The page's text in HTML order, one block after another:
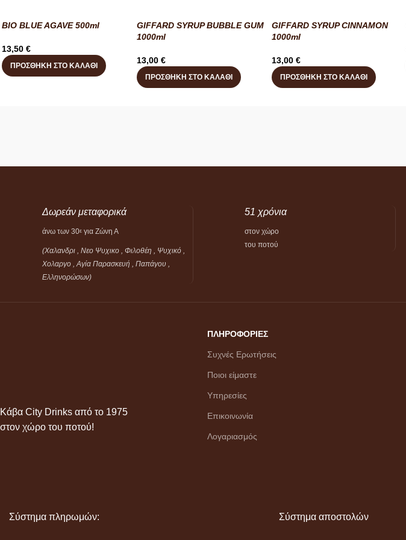
BIO BLUE AGAVE 500ml
13,50 €
ΠΡΟΣΘΉΚΗ ΣΤΟ ΚΑΛΆΘΙ
GIFFARD SYRUP BUBBLE GUM
1000ml
13,00 €
ΠΡΟΣΘΉΚΗ ΣΤΟ ΚΑΛΆΘΙ
GIFFARD SYRUP CINNAMON
1000ml
13,00 €
ΠΡΟΣΘΉΚΗ ΣΤΟ ΚΑΛΆΘΙ
Δωρεάν μεταφορικά
άνω των 30ε για Ζώνη Α
(Χαλανδρι , Νεο Ψυχικο , Φιλοθέη , Ψυχικό ,
Χολαργο , Αγία Παρασκευή , Παπάγου ,
Ελληνορώσων)
51 χρόνια
στον χώρο
του ποτού
Κάβα City Drinks από το 1975
στον χώρο του ποτού!
ΠΛΗΡΟΦΟΡΙΕΣ
Συχνές Ερωτήσεις
Ποιοι είμαστε
Υπηρεσίες
Επικοινωνία
Λογαριασμός
Σύστημα πληρωμών: Σύστημα αποστολών